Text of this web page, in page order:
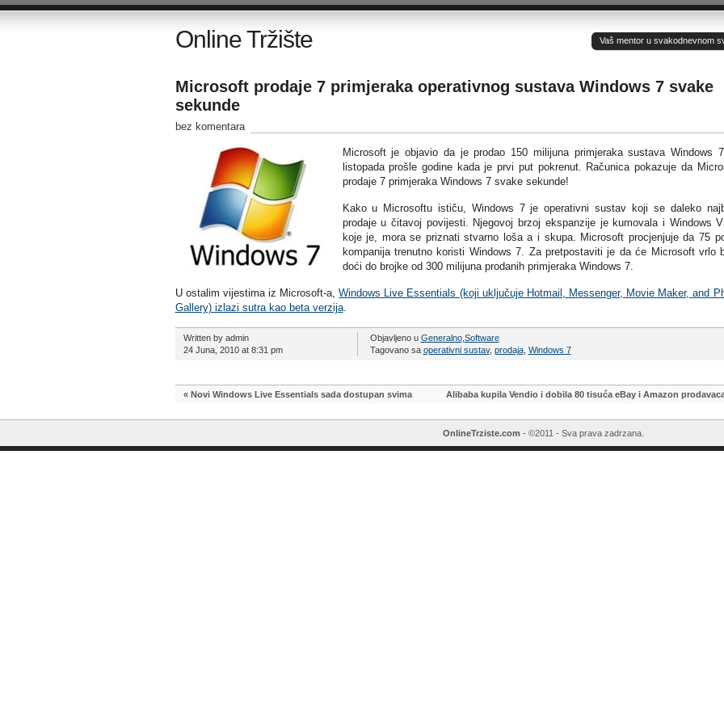
Online Tržište Vaš mentor u svakodnevnom
Microsoft prodaje 7 primjeraka operativnog sustava Windows 7 svake
sekunde
bez komentara
Microsoft je objavio da je prodao 150 milijuna primjeraka sustava Windows
listopada prošle godine kada je prvi put pokrenut. Računica pokazuje da
prodaje 7 primjeraka Windows 7 svake sekunde!
Kako u Microsoftu ističu, Windows 7 je operativni sustav koji se daleko
prodaje u čitavoj povijesti. Njegovoj brzoj ekspanzije je kumovala i Windows
koje je, mora se priznati stvarno loša a i skupa. Microsoft procjenjuje da 75
kompanija trenutno koristi Windows 7. Za pretpostaviti je da će Microsoft vrlo
doći do brojke od 300 milijuna prodanih primjeraka Windows 7.
U ostalim vijestima iz Microsoft-a,Windows Live Essentials (koji uključuje Hotmail, Messenger, Movie Maker, and
Gallery) izlazi sutra kao beta verzija.
Written by admin
24 Juna, 2010 at 8:31 pm
Objavljeno u Generalno, Software
Tagovano sa operativni sustav, prodaja, Windows 7
« Novi Windows Live Essentials sada dostupan svima Alibaba kupila Vendio i dobila 80 tisuća eBay i Amazon
OnlineTrziste.com - ©2011 - Sva prava zadrzana.